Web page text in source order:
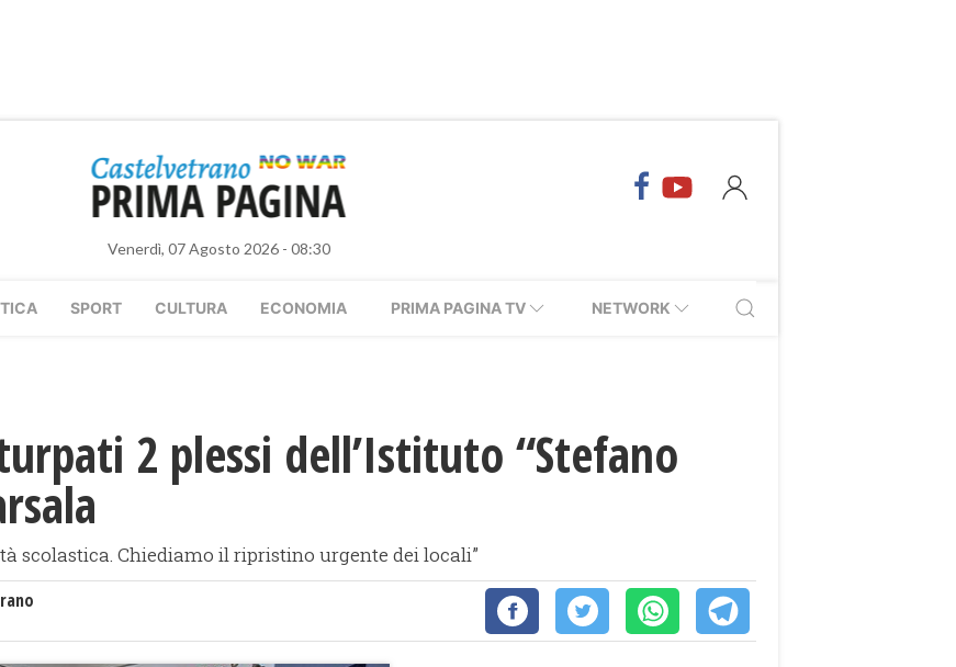
Venerdì, 07 Agosto 2026 - 08:30
SPORT CULTURA ECONOMIA PRIMA PAGINA TV NETWORK
2 plessi dell’Istituto “Stefano
scolastica. Chiediamo il ripristino urgente dei locali”